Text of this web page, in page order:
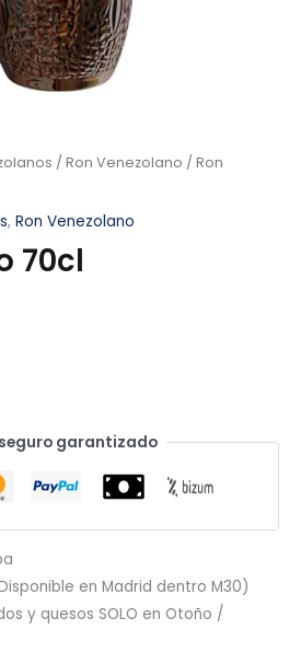
/ Ron Venezolano / Ron
, Ron Venezolano
70cl
garantizado
en Madrid dentro M30)
y quesos SOLO en Otoño /